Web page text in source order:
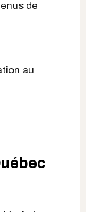
de
au